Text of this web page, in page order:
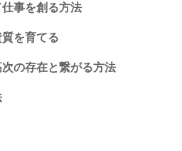
事を創る方法
を育てる
の存在と繋がる方法